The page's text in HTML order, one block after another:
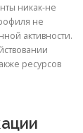
никак-не
не
активности.
ресурсов